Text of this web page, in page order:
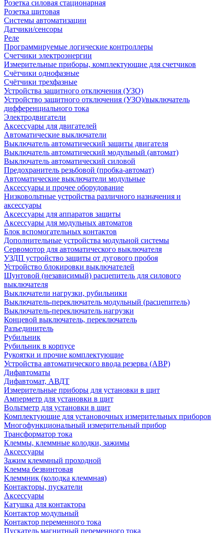
Розетка силовая стационарная
Розетка щитовая
Системы автоматизации
Датчики/сенсоры
Реле
Программируемые логические контроллеры
Счетчики электроэнергии
Измерительные приборы, комплектующие для счетчиков
Счётчики однофазные
Счётчики трехфазные
Устройства защитного отключения (УЗО)
Устройство защитного отключения (УЗО)/выключатель
дифференциального тока
Электродвигатели
Аксессуары для двигателей
Автоматические выключатели
Выключатель автоматический защиты двигателя
Выключатель автоматический модульный (автомат)
Выключатель автоматический силовой
Предохранитель резьбовой (пробка-автомат)
Автоматические выключатели модульные
Аксессуары и прочее оборудование
Низковольтные устройства различного назначения и
аксессуары
Аксессуары для аппаратов защиты
Аксессуары для модульных автоматов
Блок вспомогательных контактов
Дополнительные устройства модульной системы
Сервомотор для автоматического выключателя
УЗДП устройство защиты от дугового пробоя
Устройство блокировки выключателей
Шунтовой (независимый) расцепитель для силового
выключателя
Выключатели нагрузки, рубильники
Выключатель-переключатель модульный (расцепитель)
Выключатель-переключатель нагрузки
Концевой выключатель, переключатель
Разъединитель
Рубильник
Рубильник в корпусе
Рукоятки и прочие комплектующие
Устройства автоматического ввода резерва (АВР)
Дифавтоматы
Дифавтомат, АВДТ
Измерительные приборы для установки в щит
Амперметр для установки в щит
Вольтметр для установки в щит
Комплектующие для установочных измерительных приборов
Многофункциональный измерительный прибор
Трансформатор тока
Клеммы, клеммные колодки, зажимы
Аксессуары
Зажим клеммный проходной
Клемма безвинтовая
Клеммник (колодка клеммная)
Контакторы, пускатели
Аксессуары
Катушка для контактора
Контактор модульный
Контактор переменного тока
Пускатель магнитный переменного тока